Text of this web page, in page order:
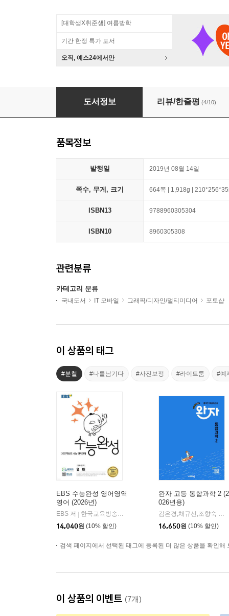
[대학생X취준생] 여름방학
기간 한정 특가 도서
오직, 예스24에서만
권학봉의 포토샵 라이트룸 클래식 CC 사진보정
도서정보 리뷰/한줄평 (4/10)
품목정보
발행일 2019년 08월 14일
쪽수, 무게, 크기 664쪽 | 1,918g |
ISBN13 9788960305304
ISBN10 8960305308
관련분류
카테고리 분류
국내도서 IT 모바일 그래픽/디자인/멀티미디어 포토샵
이 상품의 태그
#분철 #나를남기다 #사진보정 #라이트룸 #예
EBS 수능완성 영어영역
영어 (2026년)
EBS 저
한국교육방송공사
14,040원 (10% 할인)
완자 고등 통합과학 2 (2
026년용)
김은경,채규선,조향숙 등저
16,650원 (10% 할인)
검색 페이지에서 선택된 태그에 등록된 더 많은 상품을 확인해
이 상품의 이벤트 (7개)